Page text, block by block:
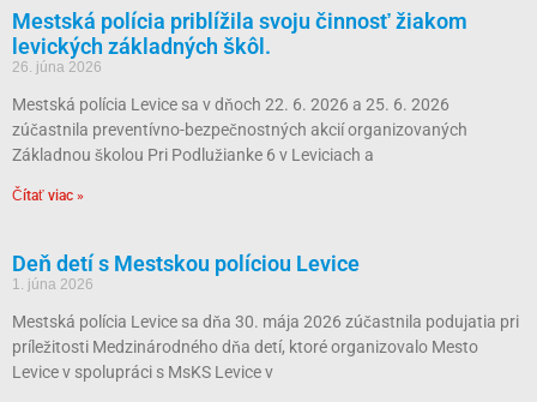
Mestská polícia priblížila svoju činnosť žiakom
levických základných škôl.
26. júna 2026
Mestská polícia Levice sa v dňoch 22. 6. 2026 a 25. 6. 2026
zúčastnila preventívno-bezpečnostných akcií organizovaných
Základnou školou Pri Podlužianke 6 v Leviciach a
Čítať viac »
Deň detí s Mestskou políciou Levice
1. júna 2026
Mestská polícia Levice sa dňa 30. mája 2026 zúčastnila podujatia pri
príležitosti Medzinárodného dňa detí, ktoré organizovalo Mesto
Levice v spolupráci s MsKS Levice v